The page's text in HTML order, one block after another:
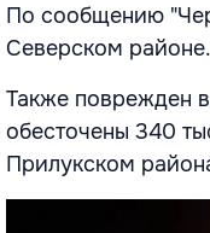
По сообщению
Северском районе.
Также поврежден
обесточены 340
Прилукском